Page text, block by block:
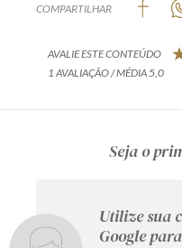
COMPARTILHAR
AVALIE ESTE CONTEÚDO
1 AVALIAÇÃO / MÉDIA 5,0
Seja o
Utilize sua
Google